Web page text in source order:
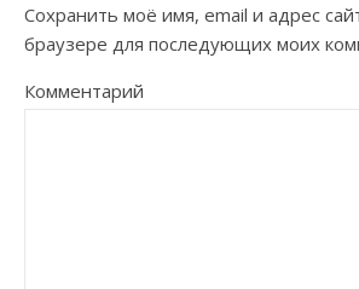
Сохранить моё имя, email и адрес
браузере для последующих моих
Комментарий